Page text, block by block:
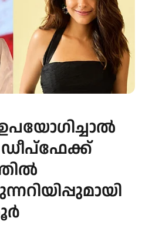
ഡീപ്‌ഫേക്ക്